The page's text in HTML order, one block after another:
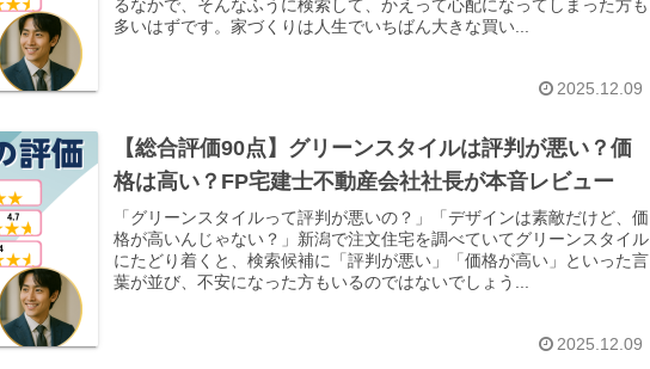
るなかで、そんなふうに検索して、かえって心配になってしまった方も
多いはずです。家づくりは人生でいちばん大きな買い...
2025.12.09
【総合評価90点】グリーンスタイルは評判が悪い？価
格は高い？FP宅建士不動産会社社長が本音レビュー
「グリーンスタイルって評判が悪いの？」「デザインは素敵だけど、価
格が高いんじゃない？」新潟で注文住宅を調べていてグリーンスタイル
にたどり着くと、検索候補に「評判が悪い」「価格が高い」といった言
葉が並び、不安になった方もいるのではないでしょう...
2025.12.09